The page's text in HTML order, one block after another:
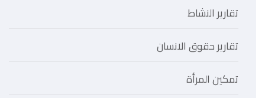
تقارير النشاط
تقارير حقوق الانسان
تمكين المرأة